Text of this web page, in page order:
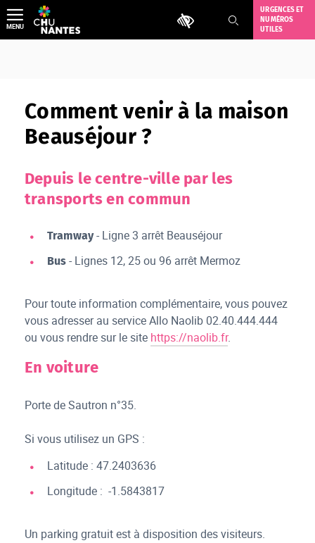
Aller
au
contenu
Outils d'accessibilité
URGENCES ET
NUMÉROS
UTILES
MENU
Comment venir à la maison
Beauséjour ?
Depuis le centre-ville par les
transports en commun
Tramway- Ligne 3 arrêt Beauséjour
Bus - Lignes 12, 25 ou 96 arrêt Mermoz
Pour toute information complémentaire, vous pouvez
vous adresser au service Allo Naolib 02.40.444.444
ou vous rendre sur le site https://naolib.fr.
En voiture
Porte de Sautron n°35.
Si vous utilisez un GPS :
Latitude : 47.2403636
Longitude : -1.5843817
Un parking gratuit est à disposition des visiteurs.